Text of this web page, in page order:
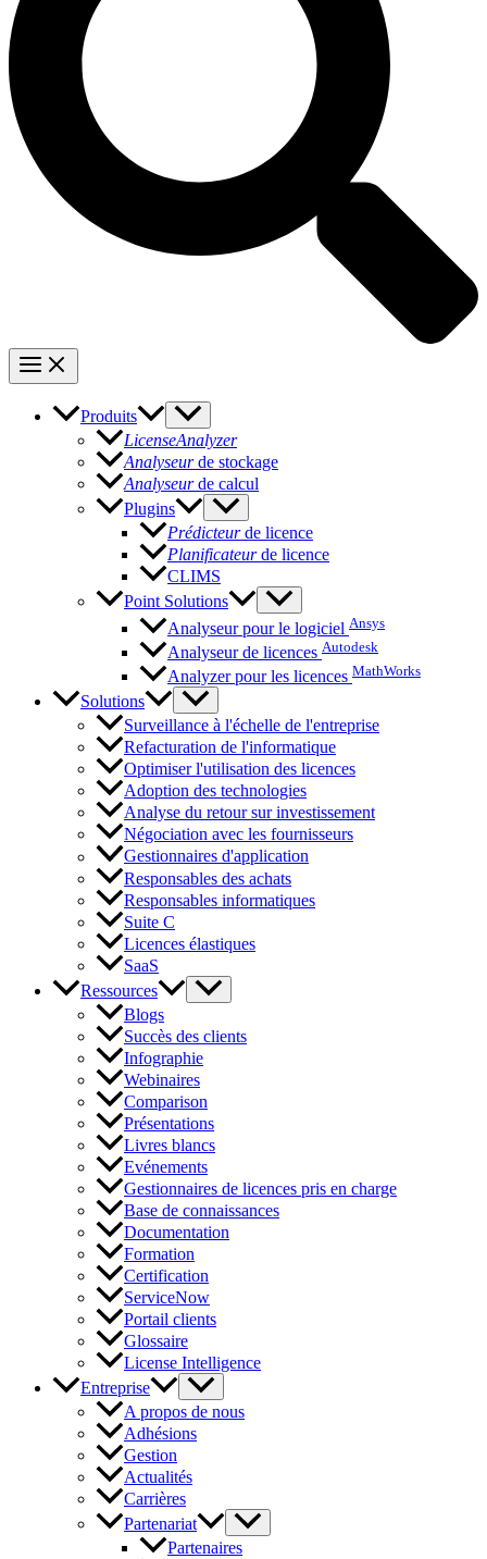
Produits
LicenseAnalyzer
Analyseurde stockage
Analyseurde calcul
Plugins
Prédicteurde licence
Planificateurde licence
CLIMS
Point Solutions
Analyseur pour le logiciel Ansys
Analyseur de licences Autodesk
Analyzer pour les licences MathWorks
Solutions
Surveillance à l'échelle de l'entreprise
Refacturation de l'informatique
Optimiser l'utilisation des licences
Adoption des technologies
Analyse du retour sur investissement
Négociation avec les fournisseurs
Gestionnaires d'application
Responsables des achats
Responsables informatiques
Suite C
Licences élastiques
SaaS
Ressources
Blogs
Succès des clients
Infographie
Webinaires
Comparison
Présentations
Livres blancs
Evénements
Gestionnaires de licences pris en charge
Base de connaissances
Documentation
Formation
Certification
ServiceNow
Portail clients
Glossaire
License Intelligence
Entreprise
A propos de nous
Adhésions
Gestion
Actualités
Carrières
Partenariat
Partenaires